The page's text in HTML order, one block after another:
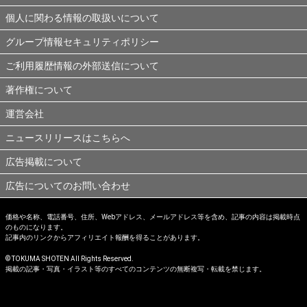
個人に関わる情報の取扱いについて
グループ情報セキュリティポリシー
ご利用履歴情報の外部送信について
著作権について
運営会社
ニュースリリースはこちらへ
広告掲載について
広告についてのお問い合わせ
価格や名称、電話番号、住所、Webアドレス、メールアドレス等を含め、記事の内容は掲載時点
のものになります。
記事内のリンクからアフィリエイト報酬を得ることがあります。
© TOKUMA SHOTEN All Rights Reserved.
掲載の記事・写真・イラスト等のすべてのコンテンツの無断複写・転載を禁じます。